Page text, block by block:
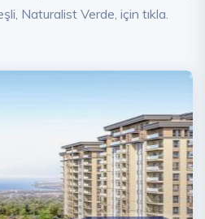
Naturalist Verde, için tıkla.